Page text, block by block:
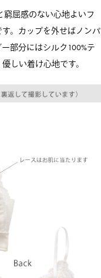
窮屈感のない心地よいフ
。カップを外せばノンパ
部分にはシルク100%テ
しい着け心地です。